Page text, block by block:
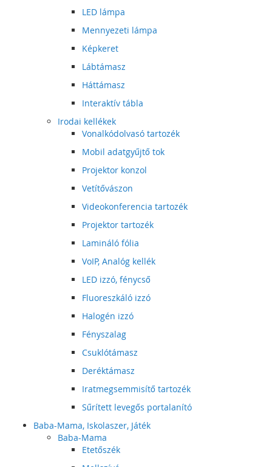
LED lámpa
Mennyezeti lámpa
Képkeret
Lábtámasz
Háttámasz
Interaktív tábla
Irodai kellékek
Vonalkódolvasó tartozék
Mobil adatgyűjtő tok
Projektor konzol
Vetítővászon
Videokonferencia tartozék
Projektor tartozék
Lamináló fólia
VoIP, Analóg kellék
LED izzó, fénycső
Fluoreszkáló izzó
Halogén izzó
Fényszalag
Csuklótámasz
Deréktámasz
Iratmegsemmisítő tartozék
Sűrített levegős portalanító
Baba-Mama, Iskolaszer, Játék
Baba-Mama
Etetőszék